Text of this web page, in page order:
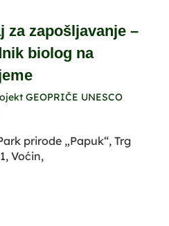
za zapošljavanje –
biolog na
GEOPRIČE UNESCO
prirode „Papuk“, Trg
Voćin,